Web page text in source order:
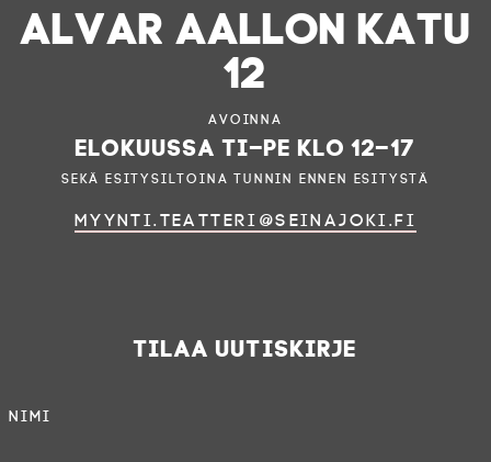
ALVAR AALLON KATU
12
Avoinna
elokuussa ti–pe klo 12–17
sekä esitysiltoina tunnin ennen esitystä
myynti.teatteri@seinajoki.fi
Tilaa uutiskirje
Nimi